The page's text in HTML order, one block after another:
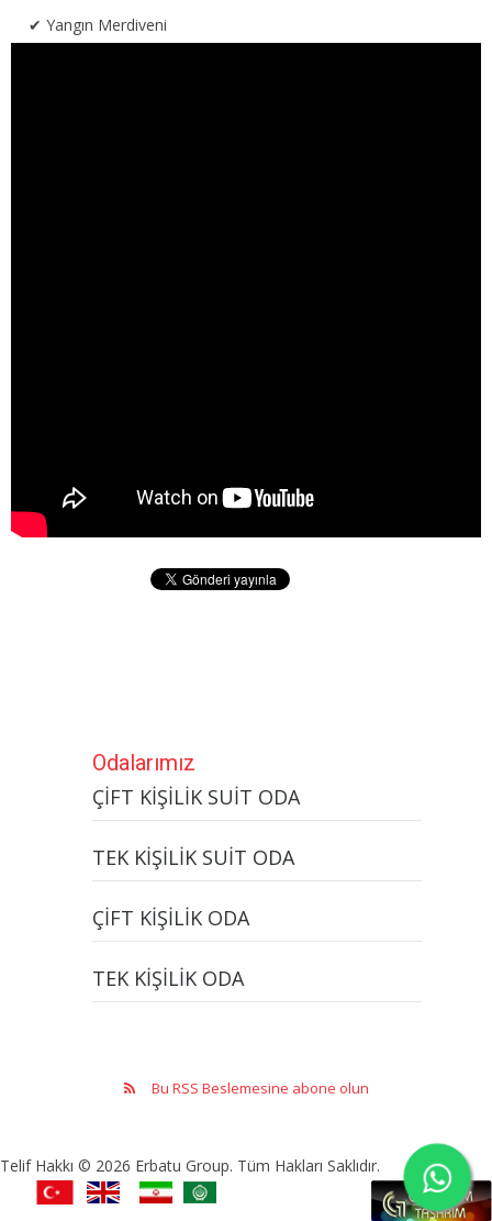
Yangın Merdiveni
Odalarımız
ÇİFT KİŞİLİK SUİT ODA
TEK KİŞİLİK SUİT ODA
ÇİFT KİŞİLİK ODA
TEK KİŞİLİK ODA
Bu RSS Beslemesine abone olun
Telif Hakkı © 2026 Erbatu Group. Tüm Hakları Saklıdır.